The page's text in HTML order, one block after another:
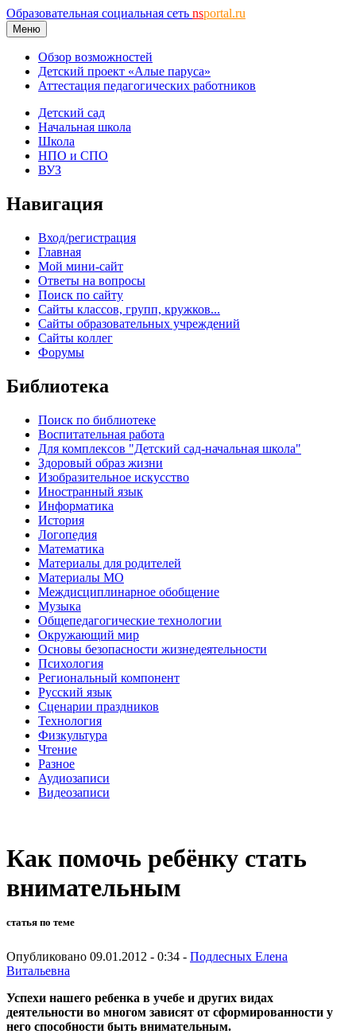
Образовательная социальная сеть nsportal.ru
Меню
Обзор возможностей
Детский проект «Алые паруса»
Аттестация педагогических работников
Детский сад
Начальная школа
Школа
НПО и СПО
ВУЗ
Навигация
Вход/регистрация
Главная
Мой мини-сайт
Ответы на вопросы
Поиск по сайту
Сайты классов, групп, кружков...
Сайты образовательных учреждений
Сайты коллег
Форумы
Библиотека
Поиск по библиотеке
Воспитательная работа
Для комплексов "Детский сад-начальная школа"
Здоровый образ жизни
Изобразительное искусство
Иностранный язык
Информатика
История
Логопедия
Математика
Материалы для родителей
Материалы МО
Междисциплинарное обобщение
Музыка
Общепедагогические технологии
Окружающий мир
Основы безопасности жизнедеятельности
Психология
Региональный компонент
Русский язык
Сценарии праздников
Технология
Физкультура
Чтение
Разное
Аудиозаписи
Видеозаписи
Как помочь ребёнку стать
внимательным
статья по теме
Опубликовано 09.01.2012 - 0:34 - Подлесных Елена
Витальевна
Успехи нашего ребенка в учебе и других видах
деятельности во многом зависят от сформированности у
него способности быть внимательным.